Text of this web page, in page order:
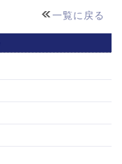
一覧に戻る